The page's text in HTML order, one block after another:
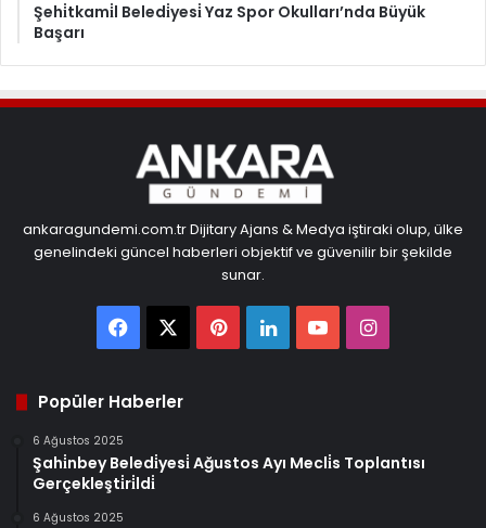
Şehi̇tkami̇l Beledi̇yesi̇ Yaz Spor Okulları’nda Büyük
Başarı
ankaragundemi.com.tr Dijitary Ajans & Medya iştiraki olup, ülke
genelindeki güncel haberleri objektif ve güvenilir bir şekilde
sunar.
FacebookPinterest
LinkedInYouTubeInstagram
Popüler Haberler
6 Ağustos 2025
Şahi̇nbey Beledi̇yesi̇ Ağustos Ayı Mecli̇s Toplantısı
Gerçekleşti̇ri̇ldi̇
6 Ağustos 2025